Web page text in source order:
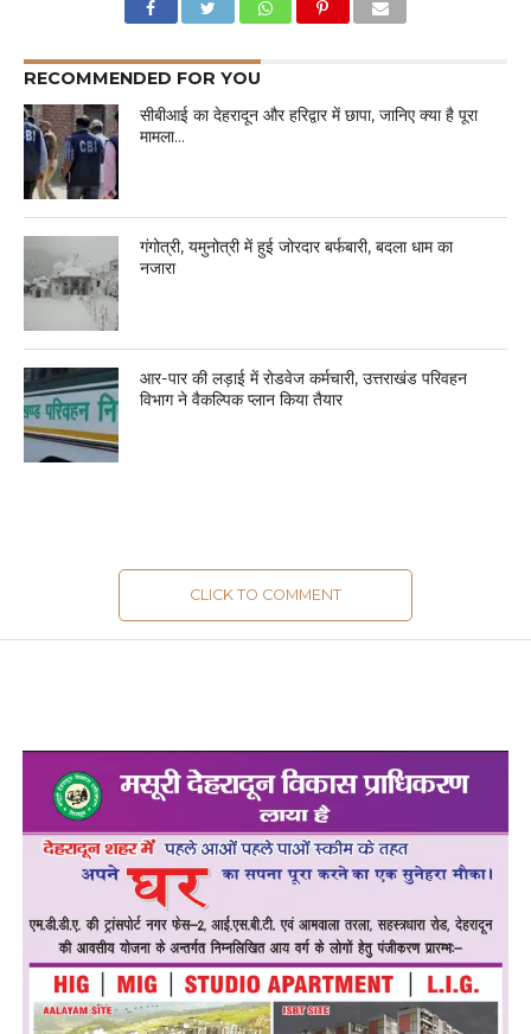
RECOMMENDED FOR YOU
सीबीआई का देहरादून और हरिद्वार में छापा, जानिए क्या है पूरा
मामला…
गंगोत्री, यमुनोत्री में हुई जोरदार बर्फबारी, बदला धाम का
नजारा
आर-पार की लड़ाई में रोडवेज कर्मचारी, उत्तराखंड परिवहन
विभाग ने वैकल्पिक प्लान किया तैयार
CLICK TO COMMENT